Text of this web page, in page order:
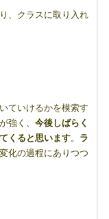
、クラスに取り入れ
ていけるかを模索す
強く、 今後しばらく
くると思います。 ラ
化の過程にありつつ